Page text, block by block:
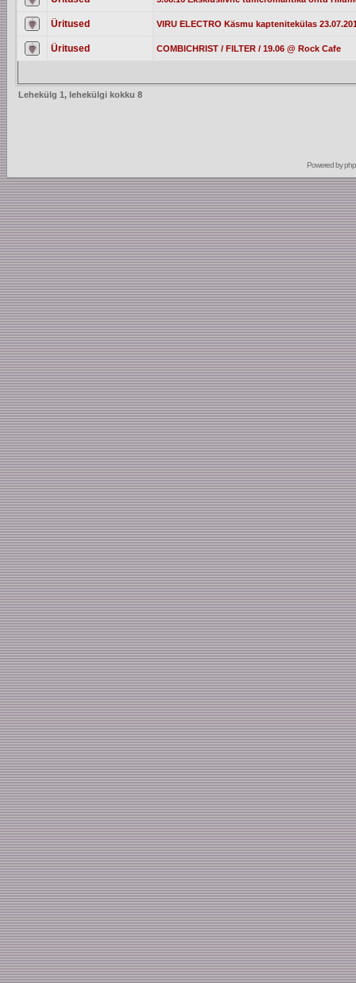
Üritused VIRU ELECTRO Käsmu kaptenitekülas
Üritused COMBICHRIST / FILTER / 19.06 @ Rock Cafe
Lehekülg 1, lehekülgi kokku 8
Powered by